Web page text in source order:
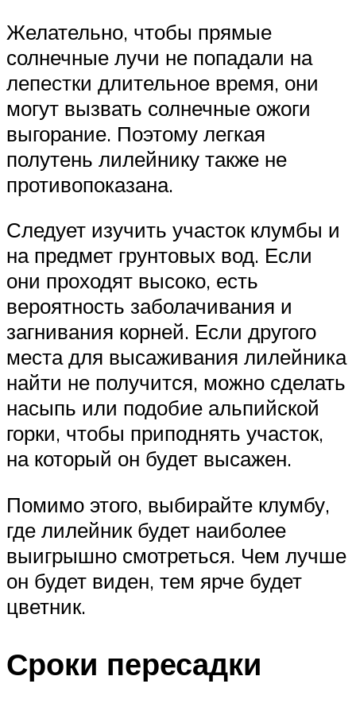
Желательно, чтобы прямые
солнечные лучи не попадали на
лепестки длительное время, они
могут вызвать солнечные ожоги
выгорание. Поэтому легкая
полутень лилейнику также не
противопоказана.
Следует изучить участок клумбы и
на предмет грунтовых вод. Если
они проходят высоко, есть
вероятность заболачивания и
загнивания корней. Если другого
места для высаживания лилейника
найти не получится, можно сделать
насыпь или подобие альпийской
горки, чтобы приподнять участок,
на который он будет высажен.
Помимо этого, выбирайте клумбу,
где лилейник будет наиболее
выигрышно смотреться. Чем лучше
он будет виден, тем ярче будет
цветник.
Сроки пересадки